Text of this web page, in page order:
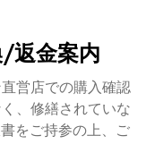
返金案内
営店での購入確認
、修繕されていな
をご持参の上、ご